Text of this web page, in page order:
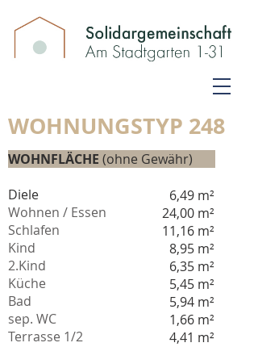
Solidargemeinschaft am stadtgarten 1-21
WOHNUNGSTYP 248
WOHNFLÄCHE (ohne Gewähr)
Diele
Wohnen / Essen
Schlafen
Kind
2.Kind
Küche
Bad
sep. WC
Terrasse 1/2
6,49 m²
24,00 m²
11,16 m²
8,95 m²
6,35 m²
5,45 m²
5,94 m²
1,66 m²
4,41 m²